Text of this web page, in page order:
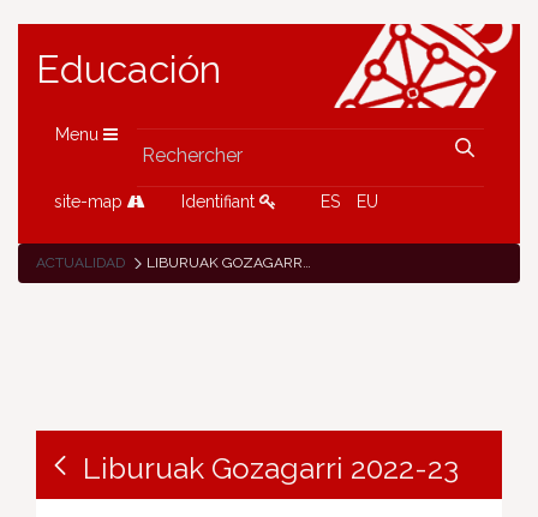
Educación
Menu
site-map Identifiant ES EU
ACTUALIDAD LIBURUAK GOZAGARRI 2022-23
Liburuak Gozagarri 2022-23